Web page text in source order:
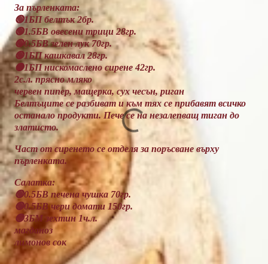
За пърленката:
🟢1БП белтък 2бр.
🟢1.5БВ овесени трици 28гр.
🟢0.5БВ зелен лук 70гр.
🟢1БП кашкавал 28гр.
🟠1БП нискомаслено сирене 42гр.
2с.л. прясно мляко
червен пипер, мащерка, сух чесън, риган
Белтъците се разбиват и към тях се прибавят всичко
останало продукти. Пече се на незалепващ тиган до
златисто.
Част от сиренето се отделя за поръсване върху
пърленката.
Салатка:
🟢0.5БВ печена чушка 70гр.
🟢0.5БВ чери домати 150гр.
🟢3БМ зехтин 1ч.л.
магданоз
лимонов сок